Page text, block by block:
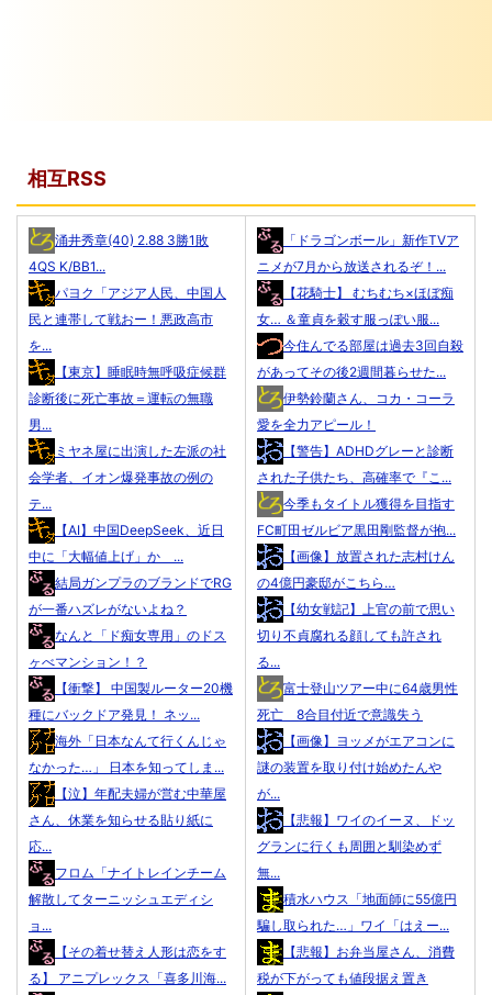
相互RSS
涌井秀章(40) 2.88 3勝1敗
4QS K/BB1...
パヨク「アジア人民、中国人
民と連帯して戦おー！悪政高市
を...
【東京】睡眠時無呼吸症候群
診断後に死亡事故＝運転の無職
男...
ミヤネ屋に出演した左派の社
会学者、イオン爆発事故の例の
テ...
【AI】中国DeepSeek、近日
中に「大幅値上げ」か ...
結局ガンプラのブランドでRG
が一番ハズレがないよね？
なんと「ド痴女専用」のドス
ヶべマンション！？
【衝撃】 中国製ルーター20機
種にバックドア発見！ ネッ...
海外「日本なんて行くんじゃ
なかった…」 日本を知ってしま...
【泣】年配夫婦が営む中華屋
さん、休業を知らせる貼り紙に
応...
フロム「ナイトレインチーム
解散してターニッシュエディシ
ョ...
【その着せ替え人形は恋をす
る】 アニプレックス「喜多川海...
「ドラゴンボール」新作TVア
ニメが7月から放送されるぞ！...
【花騎士】 むちむち×ほぼ痴
女… ＆童貞を穀す服っぽい服...
今住んでる部屋は過去3回自殺
があってその後2週間暮らせた...
伊勢鈴蘭さん、コカ・コーラ
愛を全力アピール！
【警告】ADHDグレーと診断
された子供たち、高確率で『こ...
今季もタイトル獲得を目指す
FC町田ゼルビア黒田剛監督が抱...
【画像】放置された志村けん
の4億円豪邸がこちら…
【幼女戦記】上官の前で思い
切り不貞腐れる顔しても許され
る...
富士登山ツアー中に64歳男性
死亡 8合目付近で意識失う
【画像】ヨッメがエアコンに
謎の装置を取り付け始めたんや
が...
【悲報】ワイのイーヌ、ドッ
グランに行くも周囲と馴染めず
無...
積水ハウス「地面師に55億円
騙し取られた…」ワイ「はえー...
【悲報】お弁当屋さん、消費
税が下がっても値段据え置き